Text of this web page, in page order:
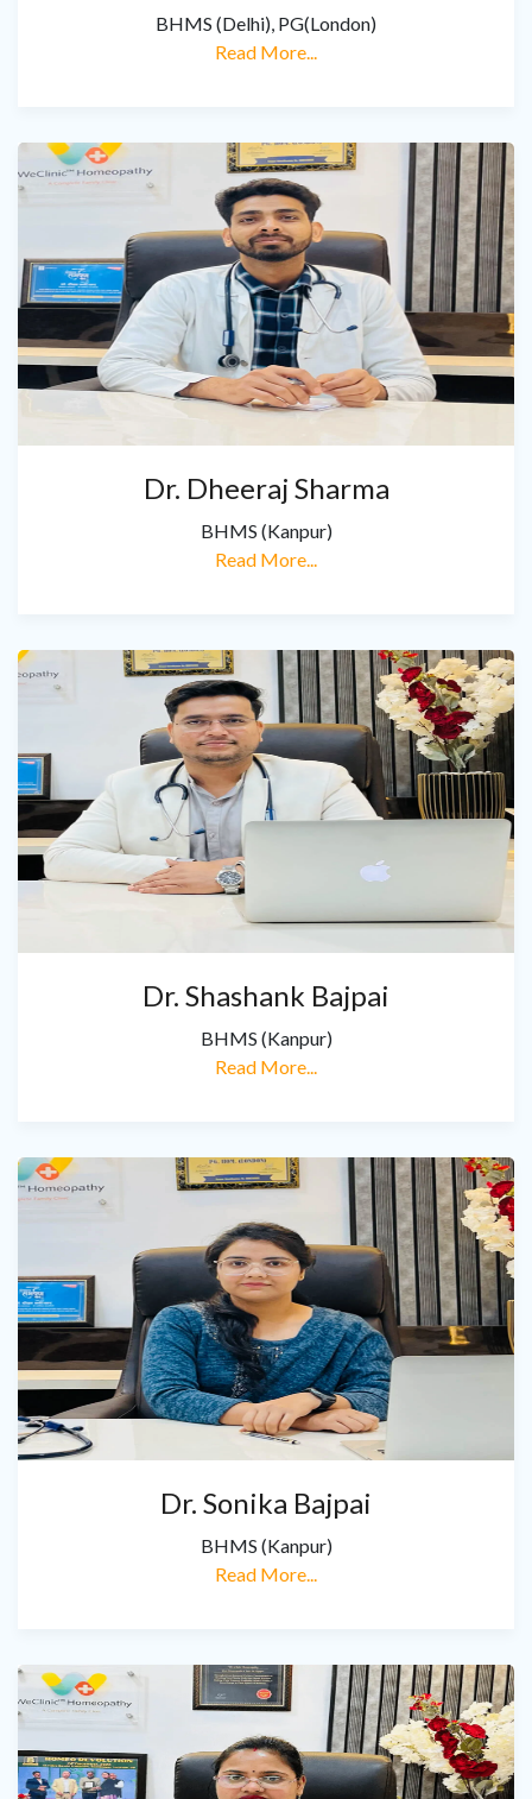
BHMS (Delhi), PG(London)
Read More...
Dr. Dheeraj Sharma
BHMS (Kanpur)
Read More...
Dr. Shashank Bajpai
BHMS (Kanpur)
Read More...
Dr. Sonika Bajpai
BHMS (Kanpur)
Read More...